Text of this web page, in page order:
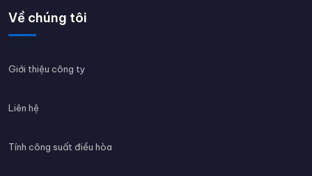
Về chúng tôi
Giới thiệu công ty
Liên hệ
Tính công suất điều hòa